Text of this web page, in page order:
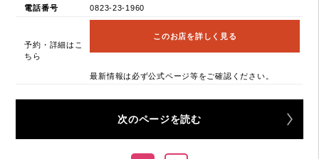
電話番号 0823-23-1960
予約・詳細はこ
ちら
このお店を詳しく見る
最新情報は必ず公式ページ等をご確認ください。
次のページを読む